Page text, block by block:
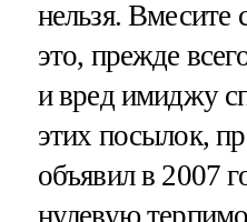
нельзя. Вмесите
это, прежде
и вред имиджу
этих посылок,
объявил в 2007